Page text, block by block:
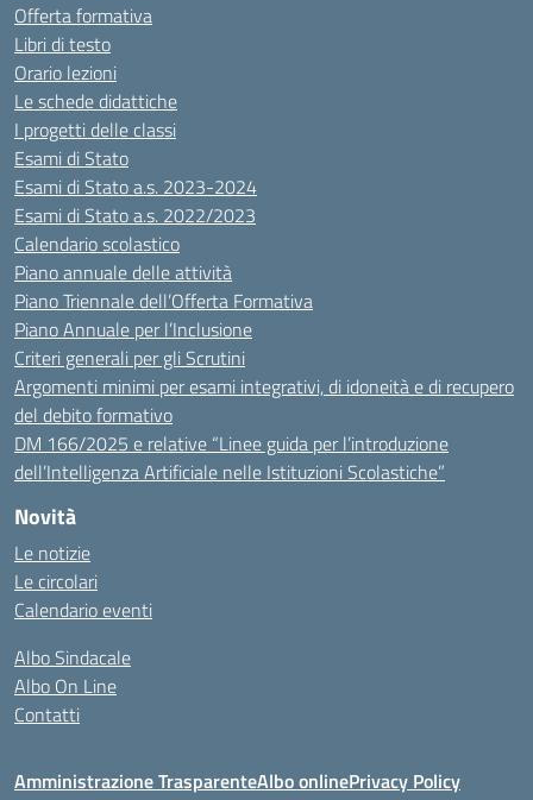
Offerta formativa
Libri di testo
Orario lezioni
Le schede didattiche
I progetti delle classi
Esami di Stato
Esami di Stato a.s. 2023-2024
Esami di Stato a.s. 2022/2023
Calendario scolastico
Piano annuale delle attività
Piano Triennale dell’Offerta Formativa
Piano Annuale per l’Inclusione
Criteri generali per gli Scrutini
Argomenti minimi per esami integrativi, di idoneità e di recupero
del debito formativo
DM 166/2025 e relative “Linee guida per l’introduzione
dell’Intelligenza Artificiale nelle Istituzioni Scolastiche”
Novità
Le notizie
Le circolari
Calendario eventi
Albo Sindacale
Albo On Line
Contatti
Amministrazione TrasparenteAlbo onlinePrivacy Policy